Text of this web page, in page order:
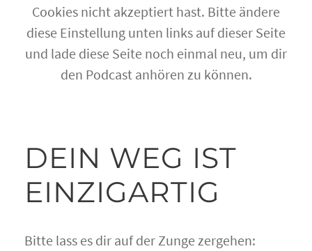
Cookies nicht akzeptiert hast. Bitte ändere
diese Einstellung unten links auf dieser Seite
und lade diese Seite noch einmal neu, um dir
den Podcast anhören zu können.
DEIN WEG IST
EINZIGARTIG
Bitte lass es dir auf der Zunge zergehen: